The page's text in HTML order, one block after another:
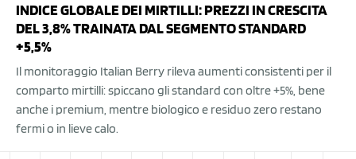
INDICE GLOBALE DEI MIRTILLI: PREZZI IN CRESCITA
DEL 3,8% TRAINATA DAL SEGMENTO STANDARD
+5,5%
Il monitoraggio Italian Berry rileva aumenti consistenti per il
comparto mirtilli: spiccano gli standard con oltre +5%, bene
anche i premium, mentre biologico e residuo zero restano
fermi o in lieve calo.